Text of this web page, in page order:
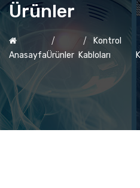
Ürünler
AnasayfaÜrünler
Kontrol
Kabloları